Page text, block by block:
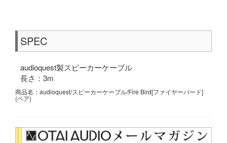
SPEC
audioquest製スピーカーケーブル
長さ：3m
商品名：audioquest/スピーカーケーブル/Fire Bird[ファイヤーバード]
(ペア)